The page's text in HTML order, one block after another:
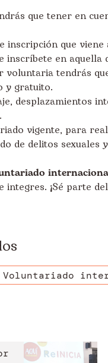
que tener en
inscripción que
inscríbete en aquella
voluntaria tendrás
y gratuito.
desplazamientos
vigente, para
de delitos sexuales
integres. ¡Sé parte
Voluntariado